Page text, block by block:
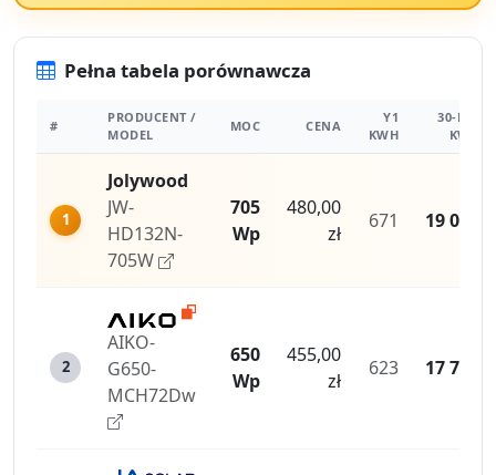
Pełna tabela porównawcza
#
PRODUCENT /
MODEL
MOC CENA
Y1
KWH
30-LAT
KWH
1
Jolywood
JW-
HD132N-
705W
705
Wp
480,00
zł
671 19 013
2
AIKO-
G650-
MCH72Dw
650
Wp
455,00
zł
623 17 771